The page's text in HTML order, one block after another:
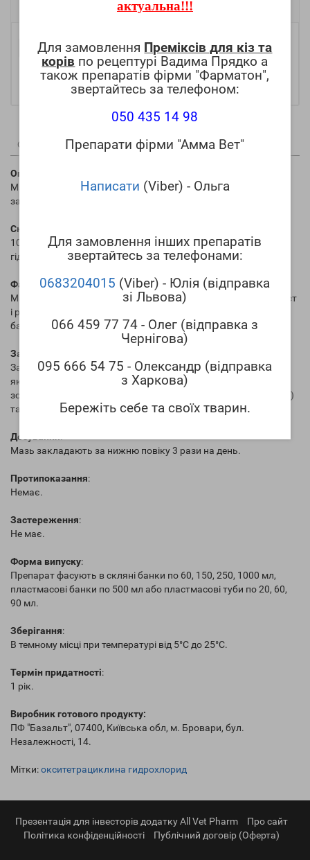
актуальна!!!
Для замовлення Преміксів для кіз та
корів по рецептурі Вадима Прядко а
також препаратів фірми "Фарматон",
звертайтесь за телефоном:
050 435 14 98
Препарати фірми "Амма Вет"
Написати (Viber) - Ольга
Для замовлення інших препаратів
звертайтесь за телефонами:
0683204015 (Viber) - Юлія (відправка
зі Львова)
066 459 77 74 - Олег (відправка з
Чернігова)
095 666 54 75 - Олександр (відправка
з Харкова)
Бережіть себе та своїх тварин.
+ До кошика
Опис Характеристики (0)
Опис
Мазь жовтого або буро-зеленого кольору зі специфічним
запахом.
Склад
100 г препарату містить діючу речовину: окситетрацикліну
гідрохлорид - 1 г.
Фармакологічні властивості:
Має яскраво виражені бактерицидні властивості. Гальмує ріст
і розвиток багатьох грампозитивних і грамнегативних
бактерій.
Застосування
Застосовують при трахомі (інфекційному захворюванні очей,
яке може привести до сліпоти), кон'юнктивітах (запаленні
зовнішньої оболонки ока), блефаритах (запаленні країв повік)
та інших інфекційних захворюваннях очей.
Дозування
Мазь закладають за нижню повіку 3 рази на день.
Протипоказання:
Немає.
Застереження:
Не має.
Форма випуску:
Препарат фасують в скляні банки по 60, 150, 250, 1000 мл,
пластмасові банки по 500 мл або пластмасові туби по 20, 60,
90 мл.
Зберігання:
В темному місці при температурі від 5°С до 25°С.
Термін придатності:
1 рік.
Виробник готового продукту:
ПФ "Базальт", 07400, Київська обл, м. Бровари, бул.
Незалежності, 14.
Мітки:окситетрациклина гидрохлорид
Презентація для інвесторів додатку All Vet Pharm
Про сайт
Політика конфіденційності
Публічний договір (Оферта)